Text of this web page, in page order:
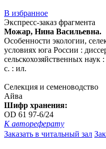
В избранное
Экспресс-заказ фрагмента
Можар, Нина Васильевна.
Особенности экологии,
условиях юга России :
сельскохозяйственных
с. : ил.
Селекция и семеноводство
Айва
Шифр хранения:
OD 61 97-6/24
К автореферату
Заказать в читальный зал